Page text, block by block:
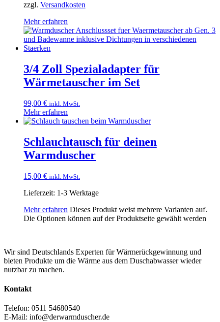
zzgl. Versandkosten
Mehr erfahren
3/4 Zoll Spezialadapter für
Wärmetauscher im Set
99,00 € inkl. MwSt.
Mehr erfahren
Schlauchtausch für deinen
Warmduscher
15,00 € inkl. MwSt.
Lieferzeit: 1-3 Werktage
Mehr erfahren Dieses Produkt weist mehrere Varianten auf.
Die Optionen können auf der Produktseite gewählt werden
Wir sind Deutschlands Experten für Wärmerückgewinnung und
bieten Produkte um die Wärme aus dem Duschabwasser wieder
nutzbar zu machen.
Kontakt
Telefon: 0511 54680540
E-Mail: info@derwarmduscher.de